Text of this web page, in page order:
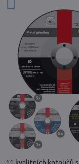
11 kvalitních kotoučů